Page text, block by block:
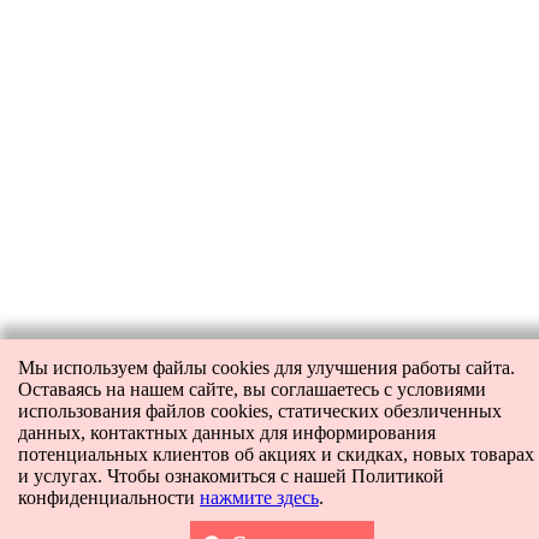
Мы используем файлы cookies для улучшения работы сайта.
Оставаясь на нашем сайте, вы соглашаетесь с условиями
использования файлов cookies, статических обезличенных
данных, контактных данных для информирования
потенциальных клиентов об акциях и скидках, новых товарах
и услугах. Чтобы ознакомиться с нашей Политикой
конфиденциальности нажмите здесь.